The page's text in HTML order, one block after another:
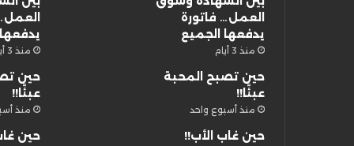
العمل… فاتورة
يدفعها الجميع
منذ 3 أيام
حين تصبح المحبة
عبئًا!!
منذ أسبوع واحد
حين غاب الأب!!
منذ 3 أيام
حين
عبئًا!!
منذ
حين